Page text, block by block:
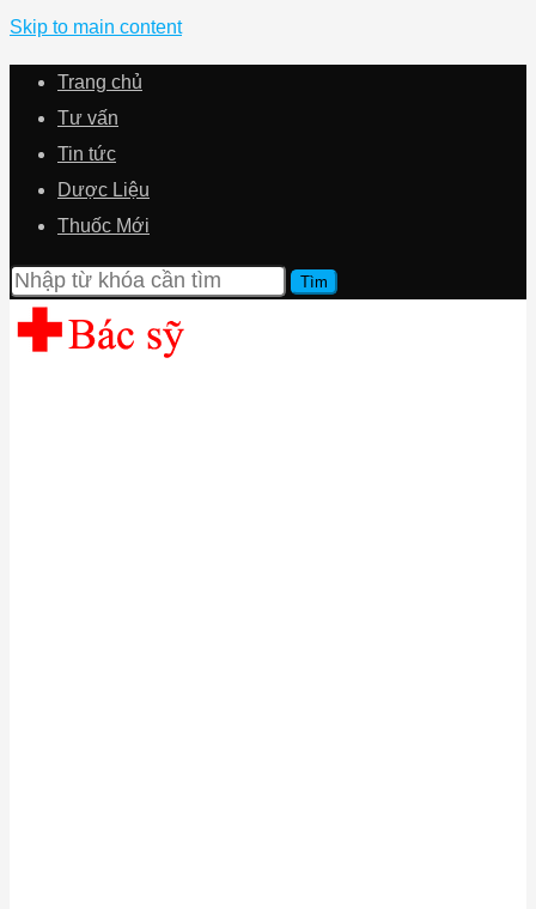
Skip to main content
Trang chủ
Tư vấn
Tin tức
Dược Liệu
Thuốc Mới